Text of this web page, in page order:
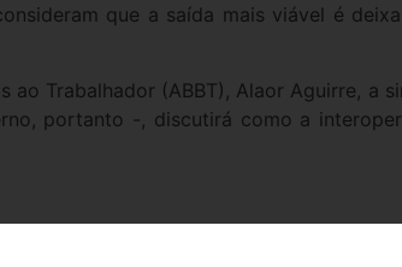
que a saída mais viável é
Trabalhador (ABBT), Alaor Aguirre, a
portanto -, discutirá como a